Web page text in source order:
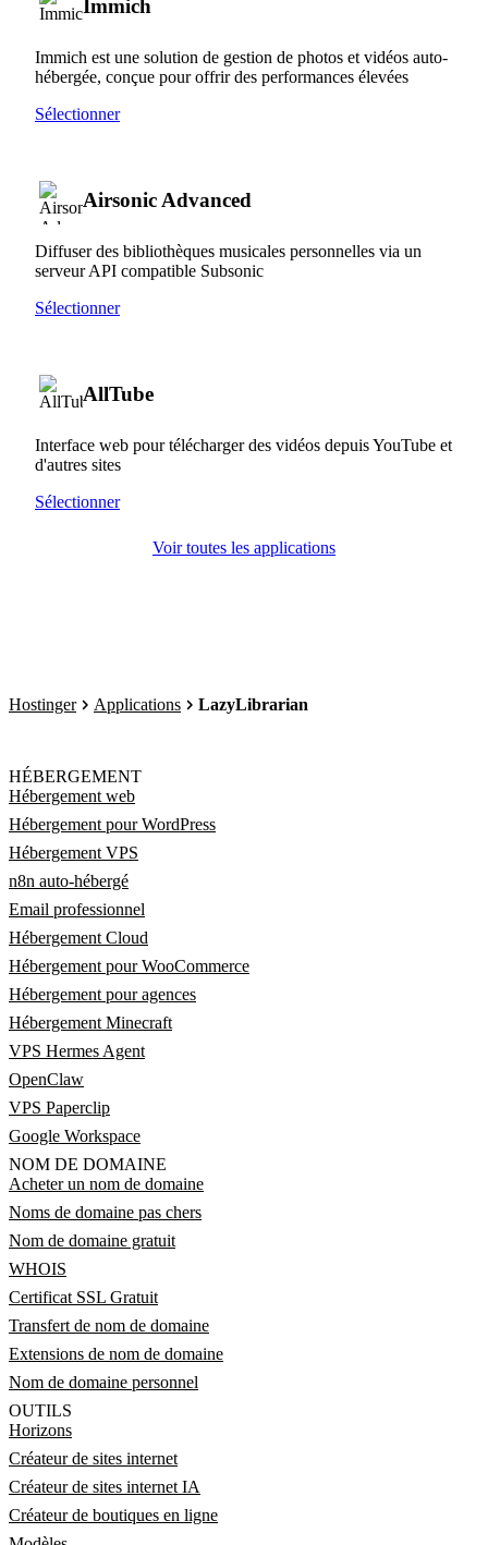
Immich
Immich est une solution de gestion de photos et vidéos auto-
hébergée, conçue pour offrir des performances élevées
Sélectionner
Airsonic Advanced
Diffuser des bibliothèques musicales personnelles via un
serveur API compatible Subsonic
Sélectionner
AllTube
Interface web pour télécharger des vidéos depuis YouTube et
d'autres sites
Sélectionner
Voir toutes les applications
Hostinger Applications LazyLibrarian
HÉBERGEMENT
Hébergement web
Hébergement pour WordPress
Hébergement VPS
n8n auto-hébergé
Email professionnel
Hébergement Cloud
Hébergement pour WooCommerce
Hébergement pour agences
Hébergement Minecraft
VPS Hermes Agent
OpenClaw
VPS Paperclip
Google Workspace
NOM DE DOMAINE
Acheter un nom de domaine
Noms de domaine pas chers
Nom de domaine gratuit
WHOIS
Certificat SSL Gratuit
Transfert de nom de domaine
Extensions de nom de domaine
Nom de domaine personnel
OUTILS
Horizons
Créateur de sites internet
Créateur de sites internet IA
Créateur de boutiques en ligne